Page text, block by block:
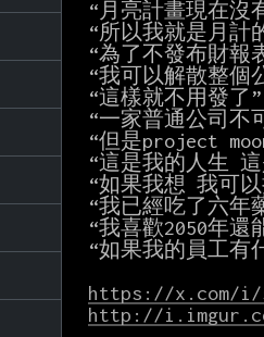
“月亮計畫現在沒
“所以我就是月計
“為了不發布財報
“我可以解散整個
“這樣就不用發了”
“一家普通公司不
“但是project
“這是我的人生
“如果我想 我可
“我已經吃了六年
“我喜歡2050年還
“如果我的員工有
https://x.com/i/
http://